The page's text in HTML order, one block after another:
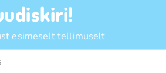
esimeselt tellimuselt